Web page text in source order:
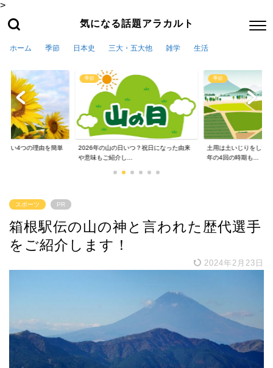
>
気になる話題アラカルト
ホーム 季節 日本史 三大・五大他 雑学 生活
ない4つの理由を簡単
季節
2026年の山の日いつ？祝日になった由来
や意味もご紹介し...
季節
土用は土いじりをして
年の4回の時期も...
スポーツ PR
箱根駅伝の山の神と言われた歴代選手
をご紹介します！
2024年2月23日